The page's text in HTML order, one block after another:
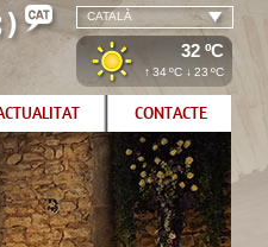
CATALÀ
32 ºC
↑ 34ºC ↓ 23 ºC
CONTACTE